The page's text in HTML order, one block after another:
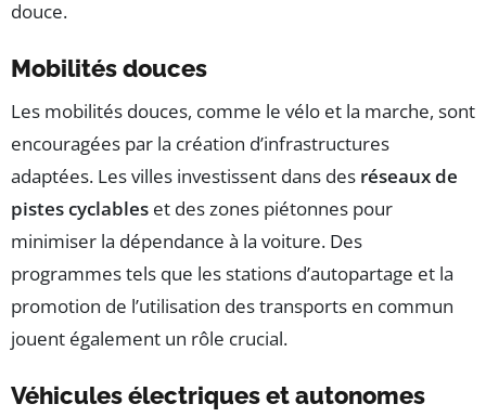
douce.
Mobilités douces
Les mobilités douces, comme le vélo et la marche, sont
encouragées par la création d’infrastructures
adaptées. Les villes investissent dans des réseaux de
pistes cyclables et des zones piétonnes pour
minimiser la dépendance à la voiture. Des
programmes tels que les stations d’autopartage et la
promotion de l’utilisation des transports en commun
jouent également un rôle crucial.
Véhicules électriques et autonomes